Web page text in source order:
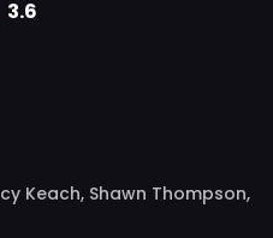
3.6
Keach, Shawn Thompson,
Seater, Danielle